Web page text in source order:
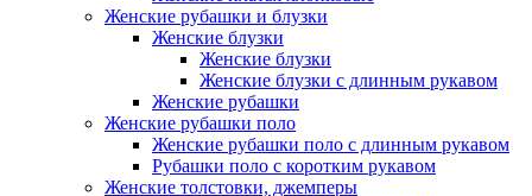
Женские рубашки и блузки
Женские блузки
Женские блузки
Женские блузки с длинным рукавом
Женские рубашки
Женские рубашки поло
Женские рубашки поло с длинным рукавом
Рубашки поло с коротким рукавом
Женские толстовки, джемперы